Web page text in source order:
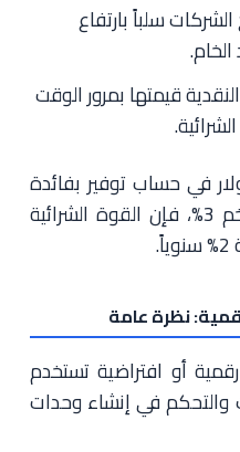
الشركات سلباً بارتفاع
قيمتها بمرور الوقت
لديك 1000 دولار في حساب توفير بفائدة
1% سنوياً، وكان معدل التضخم 3%، فإن القوة الشرائية
نظرة عامة
أو افتراضية تستخدم
والتحكم في إنشاء وحدات